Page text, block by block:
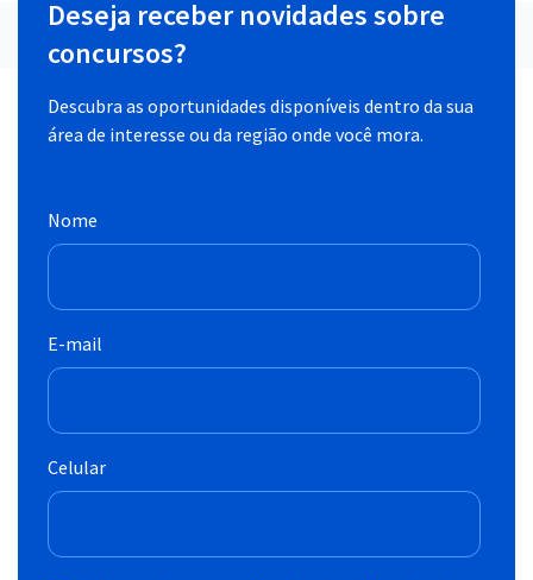
Deseja receber novidades sobre
concursos?
Descubra as oportunidades disponíveis dentro da sua
área de interesse ou da região onde você mora.
Nome
E-mail
Celular